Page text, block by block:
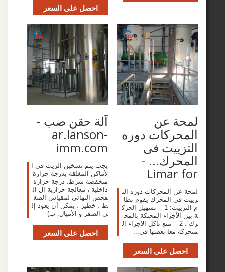
احصل على السعر
دوره
فى
-
المحركات دوره الت
المحرك يقوم نظا
م التزييت: 1- - تسهيل الحرك
المحتكة بالمح
رك . 2- - منع تآكل الاجزاء ال
معا بعضها فى...
على السعر
آلة حقن صب -
ar.lanson-
imm.com
يجب يتم تسخين الزيت في ا
لأماكن المغلقة بدرجة حرارة
منخفضة شرط. درجة حرارة
داخلية ، معالجة حرارية ال ال
فحص النهائي لمقياس الضغ
ط ، خطير ، يمكن أن يعود إل
ى الصفر و الأميال. ب)
احصل على السعر